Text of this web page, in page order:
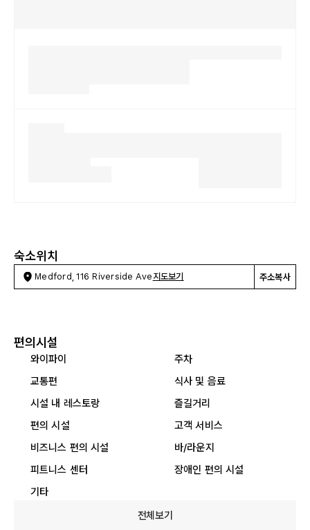
숙소위치
Medford, 116 Riverside Ave 지도보기 주소복사
편의시설
와이파이
주차
교통편
식사 및 음료
시설 내 레스토랑
즐길거리
편의 시설
고객 서비스
비즈니스 편의 시설
바/라운지
피트니스 센터
장애인 편의 시설
기타
전체보기